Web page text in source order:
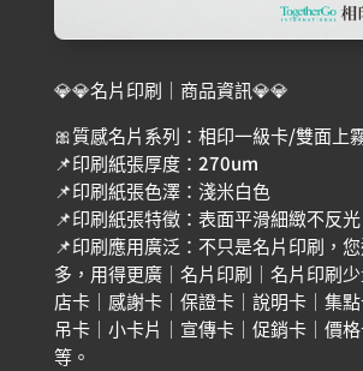
💎💎名片印刷｜商品資訊💎💎
🎀質感名片系列：相印一級卡/雙面上
📌印刷紙張厚度：270um
📌印刷紙張色澤：淺米白色
📌印刷紙張特徵：表面平滑細緻不反光
📌印刷應用廣泛：不只是名片印刷，
多，用得更廣｜名片印刷｜名片印刷少
店卡｜感謝卡｜保證卡｜說明卡｜集點
吊卡｜小卡片｜宣傳卡｜促銷卡｜價
等。